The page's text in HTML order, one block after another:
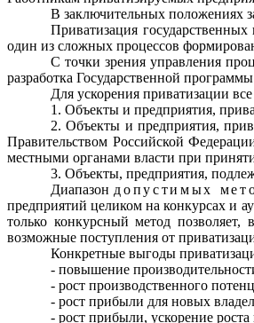
В заключительных положениях
Приватизация
один из сложных процессов
С точки зрения управления
разработка Госу­дарственной
Для ускорения приватизации
1. Объекты и предприятия,
2. Объекты и предприятия,
Правительством Российской
местными органами власти при
3. Объекты, предприятия,
Диапазон допустимых
предприятий целиком на конкур­сах и
только конкурсный метод
возможные поступления от
Конкретные выгоды
- повышение
- рост производственного
- рост прибыли для новых
- рост прибыли, ускорение